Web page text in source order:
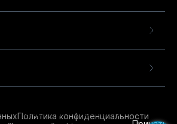
Политика конфиденциальности
Продолжая использовать